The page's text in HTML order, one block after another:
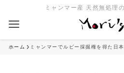
ミャンマー産 天然無処理
ホーム ミャンマーでルビー採掘権を得た日